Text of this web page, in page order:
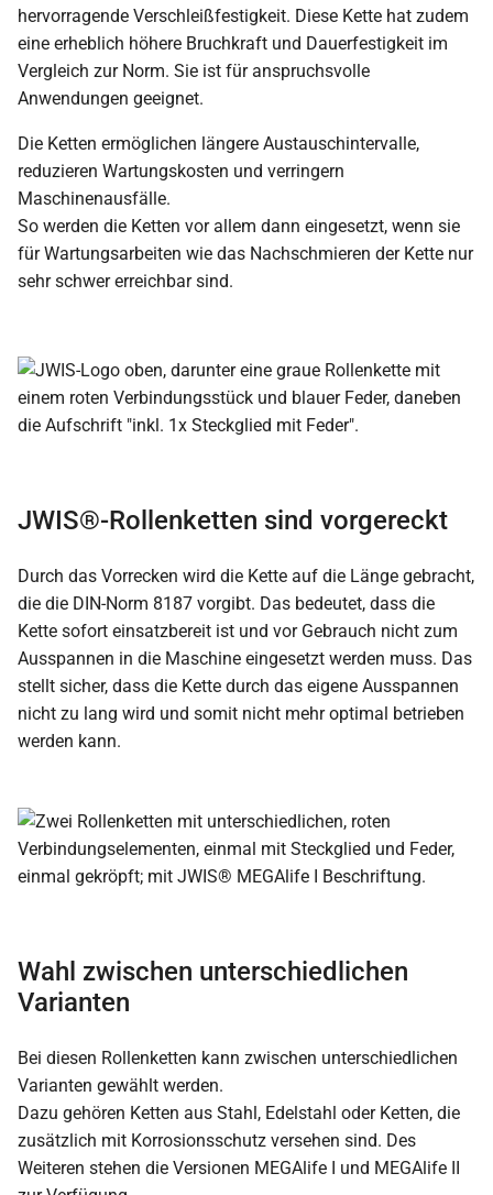
hervorragende Verschleißfestigkeit. Diese Kette hat zudem
eine erheblich höhere Bruchkraft und Dauerfestigkeit im
Vergleich zur Norm. Sie ist für anspruchsvolle
Anwendungen geeignet.
Die Ketten ermöglichen längere Austauschintervalle,
reduzieren Wartungskosten und verringern
Maschinenausfälle.
So werden die Ketten vor allem dann eingesetzt, wenn sie
für Wartungsarbeiten wie das Nachschmieren der Kette nur
sehr schwer erreichbar sind.
JWIS®-Rollenketten sind vorgereckt
Durch das Vorrecken wird die Kette auf die Länge gebracht,
die die DIN-Norm 8187 vorgibt. Das bedeutet, dass die
Kette sofort einsatzbereit ist und vor Gebrauch nicht zum
Ausspannen in die Maschine eingesetzt werden muss. Das
stellt sicher, dass die Kette durch das eigene Ausspannen
nicht zu lang wird und somit nicht mehr optimal betrieben
werden kann.
Wahl zwischen unterschiedlichen
Varianten
Bei diesen Rollenketten kann zwischen unterschiedlichen
Varianten gewählt werden.
Dazu gehören Ketten aus Stahl, Edelstahl oder Ketten, die
zusätzlich mit Korrosionsschutz versehen sind. Des
Weiteren stehen die Versionen MEGAlife I und MEGAlife II